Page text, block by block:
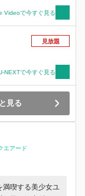
Videoで今すぐ見る
見放題
NEXTで今すぐ見る
見る
エアード
満喫する美少女ユ